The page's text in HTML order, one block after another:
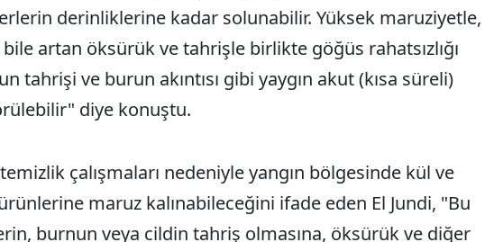
derinliklerine kadar solunabilir. Yüksek maruziyetle,
bile artan öksürük ve tahrişle birlikte göğüs rahatsızlığı
tahrişi ve burun akıntısı gibi yaygın akut (kısa süreli)
diye konuştu.
temizlik çalışmaları nedeniyle yangın bölgesinde kül ve
maruz kalınabileceğini ifade eden El Jundi, "Bu
burnun veya cildin tahriş olmasına, öksürük ve diğer